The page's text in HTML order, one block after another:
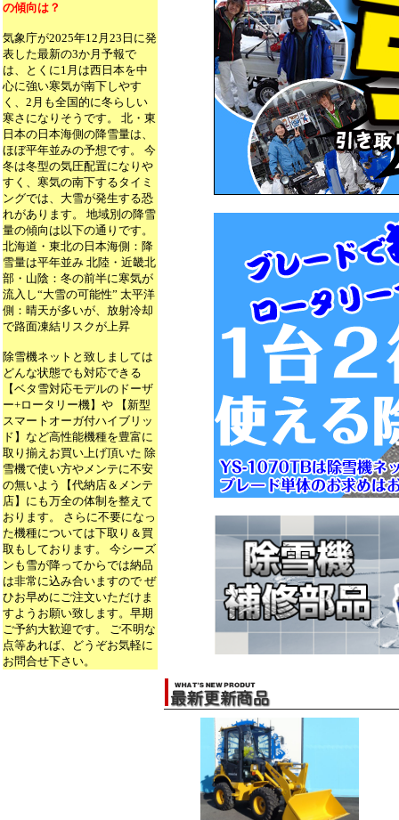
の傾向は？
気象庁が2025年12月23日に発
表した最新の3か月予報で
は、とくに1月は西日本を中
心に強い寒気が南下しやす
く、2月も全国的に冬らしい
寒さになりそうです。 北・東
日本の日本海側の降雪量は、
ほぼ平年並みの予想です。 今
冬は冬型の気圧配置になりや
すく、寒気の南下するタイミ
ングでは、大雪が発生する恐
れがあります。 地域別の降雪
量の傾向は以下の通りです。
北海道・東北の日本海側：降
雪量は平年並み 北陸・近畿北
部・山陰：冬の前半に寒気が
流入し“大雪の可能性” 太平洋
側：晴天が多いが、放射冷却
で路面凍結リスクが上昇
除雪機ネットと致しましては
どんな状態でも対応できる
【ベタ雪対応モデルのドーザ
ー+ロータリー機】や 【新型
スマートオーガ付ハイブリッ
ド】など高性能機種を豊富に
取り揃えお買い上げ頂いた 除
雪機で使い方やメンテに不安
の無いよう【代納店＆メンテ
店】にも万全の体制を整えて
おります。 さらに不要になっ
た機種については下取り＆買
取もしております。 今シーズ
ンも雪が降ってからでは納品
は非常に込み合いますので ぜ
ひお早めにご注文いただけま
すようお願い致します。早期
ご予約大歓迎です。 ご不明な
点等あれば、どうぞお気軽に
お問合せ下さい。